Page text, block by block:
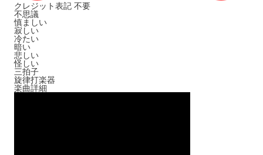
クレジット表記 不要
不思議
慎ましい
寂しい
冷たい
暗い
悲しい
怪しい
三拍子
旋律打楽器
楽曲詳細